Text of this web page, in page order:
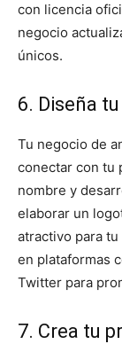
con licencia
negocio
únicos.
6. Diseña
Tu negocio de
conectar con tu
nombre y
elaborar un
atractivo para
en plataformas
Twitter para
7. Crea tu